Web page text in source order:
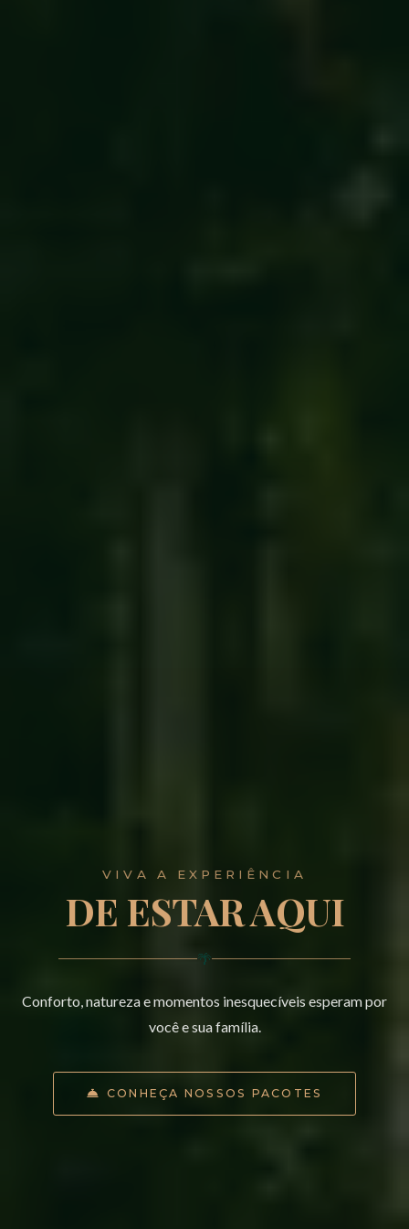
VIVA A EXPERIÊNCIA
DE ESTAR AQUI
🌴
Conforto, natureza e momentos inesquecíveis esperam por
você e sua família.
CONHEÇA NOSSOS PACOTES